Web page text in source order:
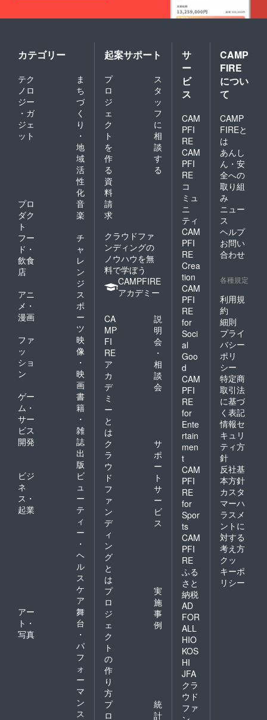
カテゴリー
テク
ノロ
ジー
・ガ
ジェ
ット
ま
ち
づ
く
り
・
地
域
活
性
化
プロ
ダク
ト
音
楽
フー
ド・
飲食
店
チ
ャ
レ
ン
ジ
アニ
メ・
漫画
ス
ポ
ー
ツ
ファ
ッ
ショ
ン
映
像
・
映
画
ゲー
ム・
サー
ビス
開発
書
籍
・
雑
誌
出
版
ビジ
ネ
ス・
起業
ビ
ュ
ー
テ
ィ
ー
・
ヘ
ル
ス
ケ
ア
アー
ト・
写真
舞
台
・
パ
フ
ォ
ー
マ
ン
ス
起案サポート
プ
ロ
ジ
ェ
ク
ト
を
作
る
ス
タ
ッ
フ
に
相
談
す
る
資
料
請
求
クラウドファ
ンディングの
ノウハウを無
料で学ぼう
CAMPFIRE
アカデミー
CA
MP
FI
RE
ア
カ
デ
ミ
ー
と
は
説
明
会
・
相
談
会
ク
ラ
ウ
ド
フ
ァ
ン
デ
ィ
ン
グ
と
は
サ
ポ
ー
ト
サ
ー
ビ
ス
プ
ロ
ジ
ェ
ク
ト
の
作
り
方
実
施
事
例
プ
ロ
統
計
サ
ー
ビ
ス
CAM
PFI
RE
CAM
PFI
RE
コ
ミュ
ニ
ティ
CAM
PFI
RE
Crea
tion
CAM
PFI
RE
for
Soci
al
Goo
d
CAM
PFI
RE
for
Ente
rtain
men
t
CAM
PFI
RE
for
Spor
ts
CAM
PFI
RE
ふる
さと
納税
AD
FOR
ALL
HIO
KOS
HI
JFA
クラ
ウド
ファ
CAMP
FIRE
につい
て
CAMP
FIREと
は
あんし
ん・安
全への
取り組
み
ニュー
ス
ヘルプ
お問い
合わせ
各種規定
利用規
約
細則
プライ
バシー
ポリ
シー
特定商
取引法
に基づ
く表記
情報セ
キュリ
ティ方
針
反社基
本方針
カスタ
マーハ
ラスメ
ントに
対する
考え方
クッ
キーポ
リシー